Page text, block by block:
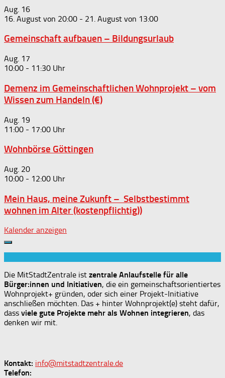
Aug. 16
16. August von 20:00 - 21. August von 13:00
Gemeinschaft aufbauen – Bildungsurlaub
Aug. 17
10:00 - 11:30
Demenz im Gemeinschaftlichen Wohnprojekt – vom
Wissen zum Handeln (€)
Aug. 19
11:00 - 17:00
Wohnbörse Göttingen
Aug. 20
10:00 - 12:00
Mein Haus, meine Zukunft – Selbstbestimmt
wohnen im Alter (kostenpflichtig))
Kalender anzeigen
Die MitStadtZentrale ist zentrale Anlaufstelle für alle
Bürger:innen und Initiativen, die ein gemeinschaftsorientiertes
Wohnprojekt+ gründen, oder sich einer Projekt-Initiative
anschließen möchten. Das + hinter Wohnprojekt(e) steht dafür,
dass viele gute Projekte mehr als Wohnen integrieren, das
denken wir mit.
Kontakt: info@mitstadtzentrale.de
Telefon: